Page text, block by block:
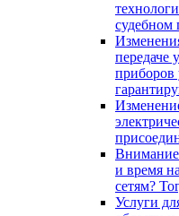
судебном
передаче
приборов
и время
сетям?
Услуги